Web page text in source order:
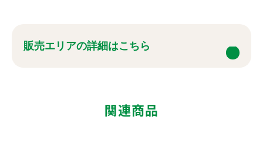
販売エリアの詳細はこちら
関連商品